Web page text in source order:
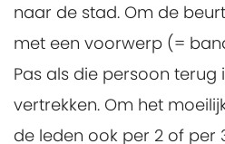
naar de stad. Om de
met een voorwerp (=
Pas als die persoon
vertrekken. Om het
de leden ook per 2 of per